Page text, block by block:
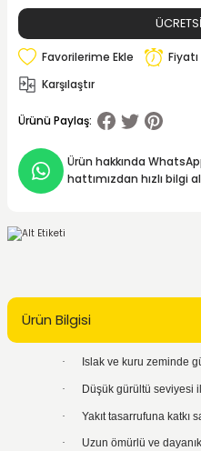
Karşılaştır
Ürünü Paylaş:
Ürün hakkında
hattımızdan hızlı bilgi
Ürün Bilgisi
· Islak ve kuru zeminde
· Düşük gürültü seviyesi
· Yakıt tasarrufuna katkı
· Uzun ömürlü ve